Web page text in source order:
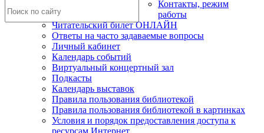
Контакты, режим
работы
Читательский билет ОНЛАЙН
Ответы на часто задаваемые вопросы
Личный кабинет
Календарь событий
Виртуальный концертный зал
Подкасты
Календарь выставок
Правила пользования библиотекой
Правила пользования библиотекой в картинках
Условия и порядок предоставления доступа к
ресурсам Интернет